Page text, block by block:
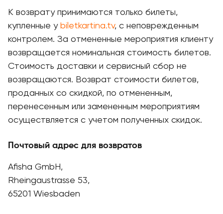
К возврату принимаются только билеты,
купленные у biletkartina.tv, с неповрежденным
контролем. За отмененные мероприятия клиенту
возвращается номинальная стоимость билетов.
Стоимость доставки и сервисный сбор не
возвращаются. Возврат стоимости билетов,
проданных со скидкой, по отмененным,
перенесенным или замененным мероприятиям
осуществляется с учетом полученных скидок.
Почтовый адрес для возвратов
Afisha GmbH,
Rheingaustrasse 53,
65201 Wiesbaden